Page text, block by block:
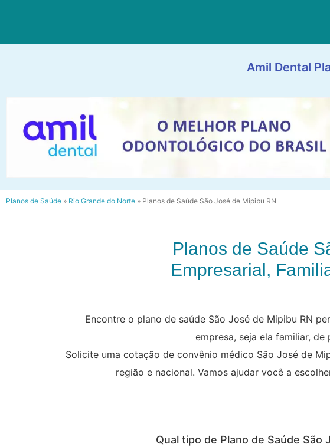
Amil Dental
Planos de Saúde » Rio Grande do Norte » Planos de Saúde São José de Mipibu RN
Planos de Saúde
Empresarial,
Encontre o plano de saúde São José de Mipibu RN
empresa, seja ela familiar,
Solicite uma cotação de convênio médico São José de
região e nacional. Vamos ajudar você a
Qual tipo de Plano de Saúde São